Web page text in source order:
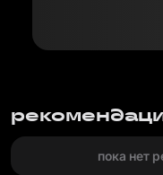
пока нет